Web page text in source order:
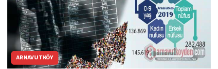
ARNAVUTKÖY